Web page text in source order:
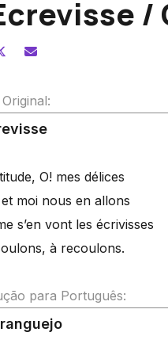
O! mes délices
moi nous en allons
s’en vont les écrivisses
à recoulons.
para Português: